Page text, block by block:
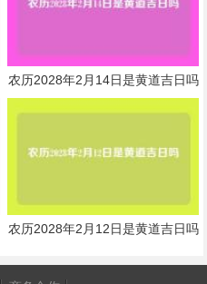
农历2028年2月14日是黄道吉日吗
农历2028年2月12日是黄道吉日吗